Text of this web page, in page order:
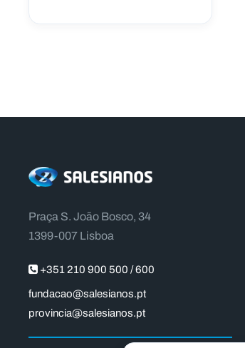
Praça S. João Bosco, 34
1399-007 Lisboa
+351 210 900 500 / 600
fundacao@salesianos.pt
provincia@salesianos.pt